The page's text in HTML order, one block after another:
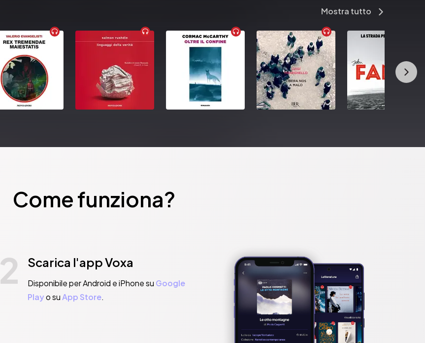
Mostra tutto
Come funziona?
2 Scarica l'app Voxa
Disponibile per Android e iPhone su Google
Playo suApp Store.